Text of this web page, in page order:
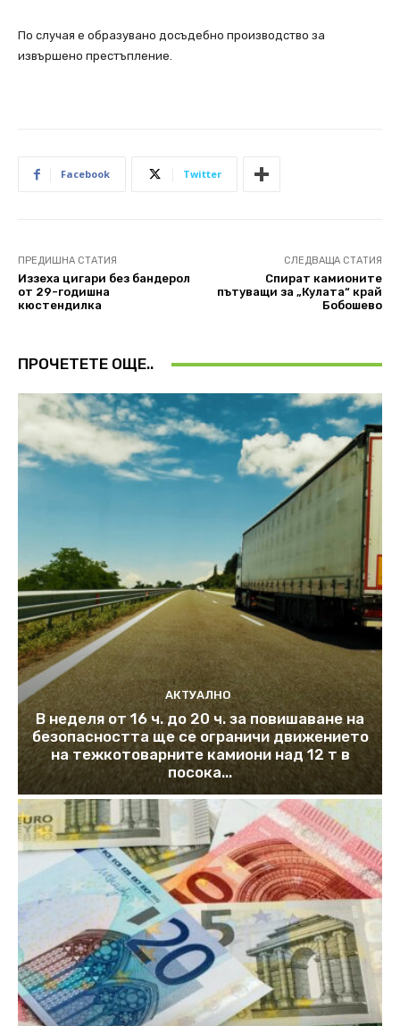
По случая е образувано досъдебно производство за
извършено престъпление.
Facebook Twitter
ПРЕДИШНА СТАТИЯ
Иззеха цигари без бандерол
от 29-годишна
кюстендилка
СЛЕДВАЩА СТАТИЯ
Спират камионите
пътуващи за „Кулата“ край
Бобошево
ПРОЧЕТЕТЕ ОЩЕ..
АКТУАЛНО
В неделя от 16 ч. до 20 ч. за повишаване на
безопасността ще се ограничи движението
на тежкотоварните камиони над 12 т в
посока...